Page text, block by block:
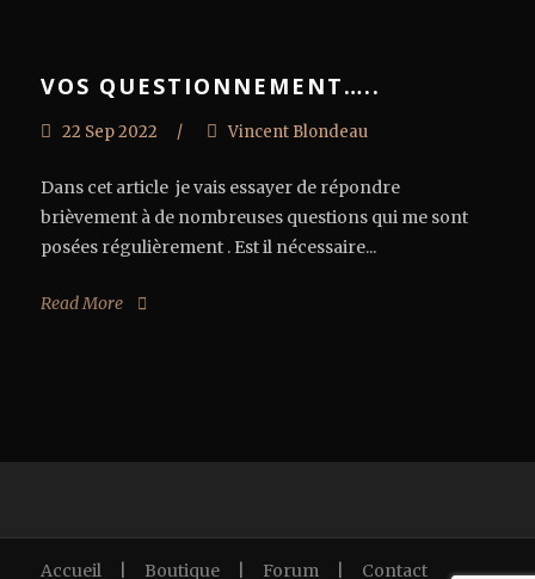
VOS QUESTIONNEMENT…..
22 Sep 2022 / Vincent Blondeau
Dans cet article je vais essayer de répondre
brièvement à de nombreuses questions qui me sont
posées régulièrement . Est il nécessaire...
Read More
Accueil Boutique Forum Contact